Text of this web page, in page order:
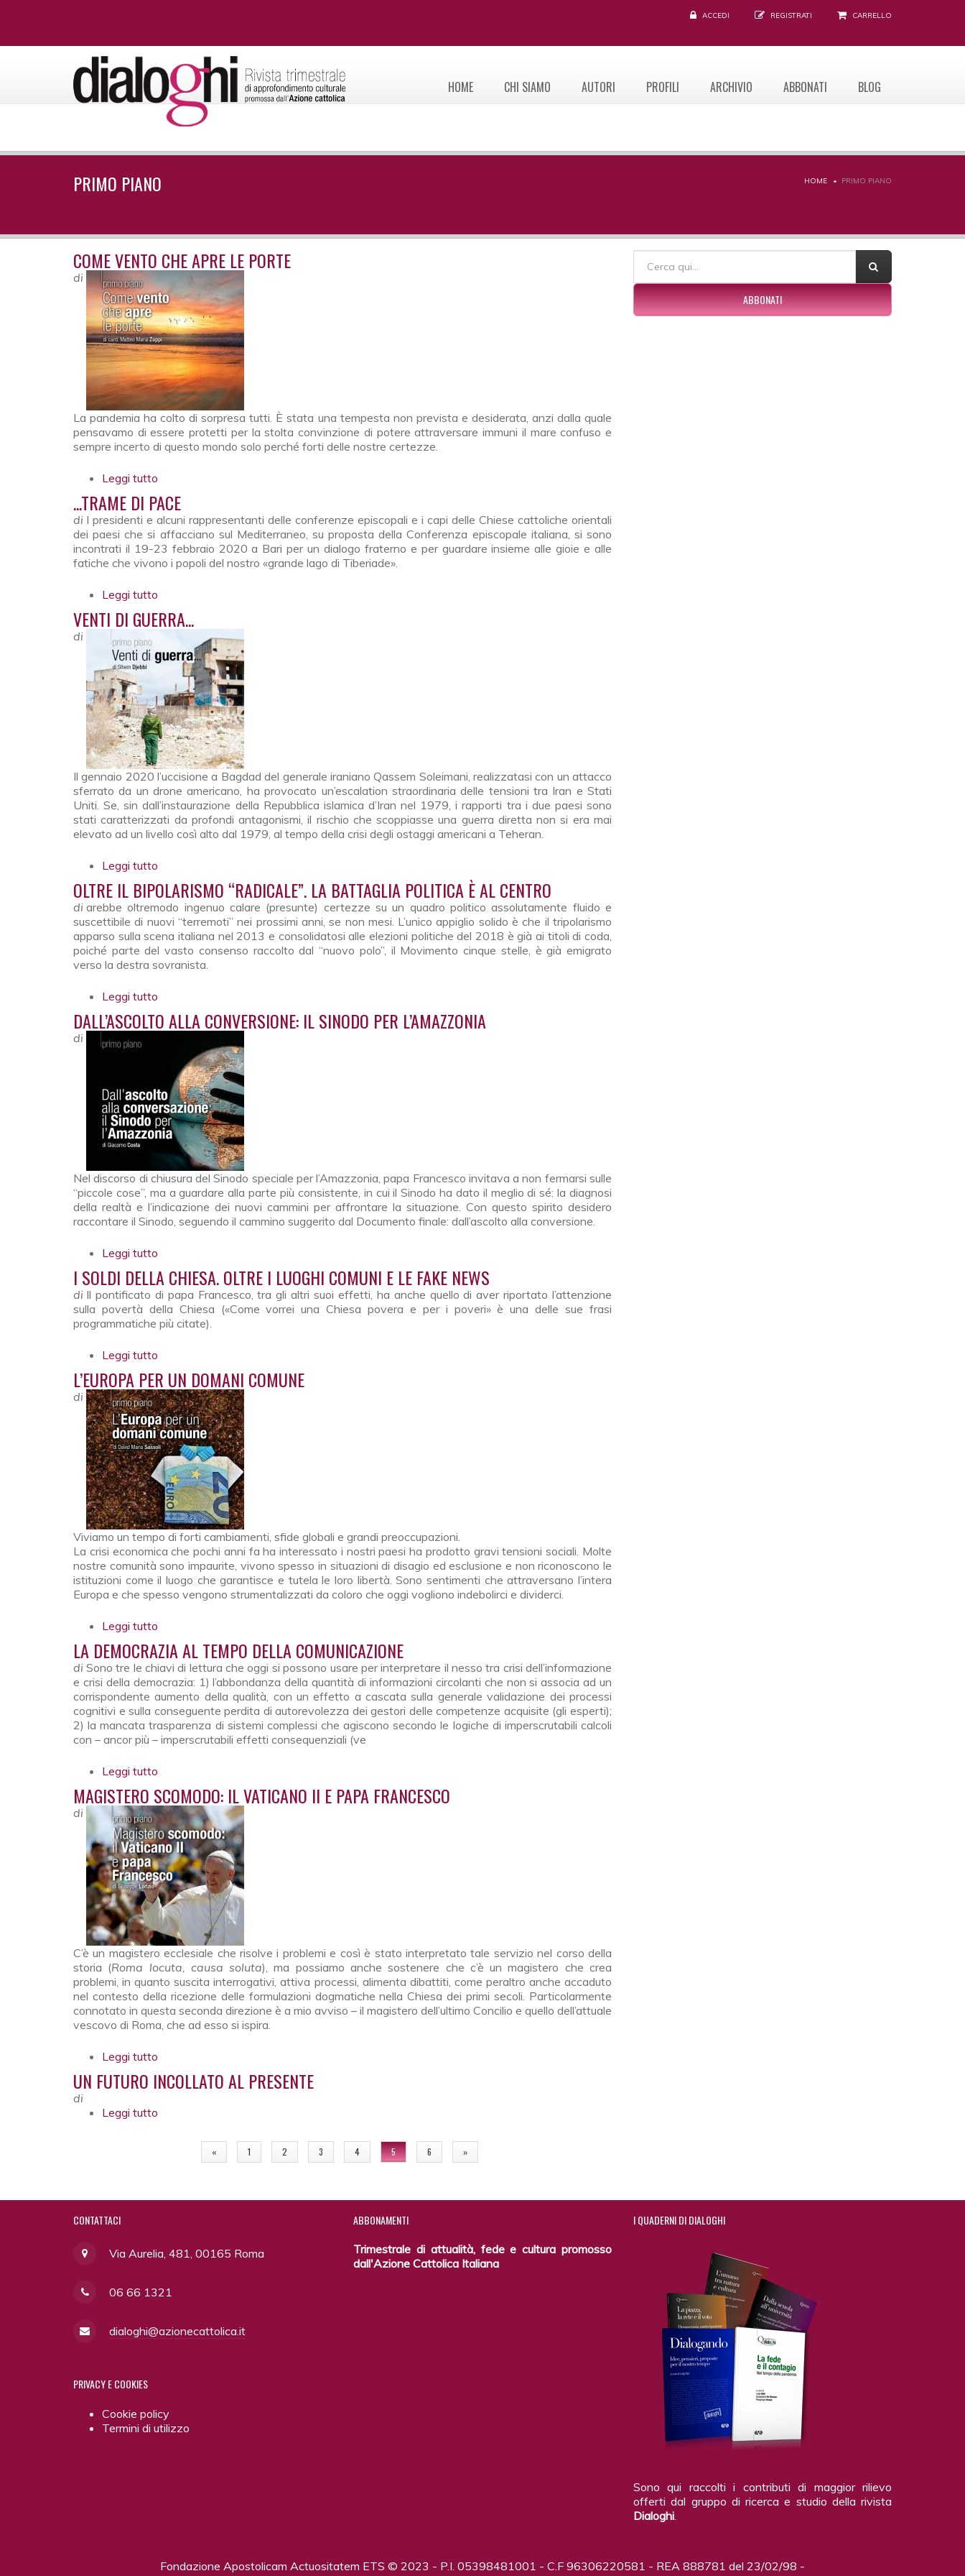
ACCEDI REGISTRATI CARRELLO
HOME CHI SIAMO AUTORI PROFILI ARCHIVIO ABBONATI BLOG
PRIMO PIANO HOME PRIMO PIANO
COME VENTO CHE APRE LE PORTE
di
La pandemia ha colto di sorpresa tutti. È stata una tempesta non prevista e desiderata, anzi dalla quale
pensavamo di essere protetti per la stolta convinzione di potere attraversare immuni il mare confuso e
sempre incerto di questo mondo solo perché forti delle nostre certezze.
Leggi tutto
...TRAME DI PACE
di I presidenti e alcuni rappresentanti delle conferenze episcopali e i capi delle Chiese cattoliche orientali
dei paesi che si affacciano sul Mediterraneo, su proposta della Conferenza episcopale italiana, si sono
incontrati il 19-23 febbraio 2020 a Bari per un dialogo fraterno e per guardare insieme alle gioie e alle
fatiche che vivono i popoli del nostro «grande lago di Tiberiade».
Leggi tutto
VENTI DI GUERRA...
di
Il gennaio 2020 l’uccisione a Bagdad del generale iraniano Qassem Soleimani, realizzatasi con un attacco
sferrato da un drone americano, ha provocato un’escalation straordinaria delle tensioni tra Iran e Stati
Uniti. Se, sin dall’instaurazione della Repubblica islamica d’Iran nel 1979, i rapporti tra i due paesi sono
stati caratterizzati da profondi antagonismi, il rischio che scoppiasse una guerra diretta non si era mai
elevato ad un livello così alto dal 1979, al tempo della crisi degli ostaggi americani a Teheran.
Leggi tutto
OLTRE IL BIPOLARISMO “RADICALE”. LA BATTAGLIA POLITICA È AL CENTRO
di arebbe oltremodo ingenuo calare (presunte) certezze su un quadro politico assolutamente fluido e
suscettibile di nuovi “terremoti” nei prossimi anni, se non mesi. L’unico appiglio solido è che il tripolarismo
apparso sulla scena italiana nel 2013 e consolidatosi alle elezioni politiche del 2018 è già ai titoli di coda,
poiché parte del vasto consenso raccolto dal “nuovo polo”, il Movimento cinque stelle, è già emigrato
verso la destra sovranista.
Leggi tutto
DALL’ASCOLTO ALLA CONVERSIONE: IL SINODO PER L’AMAZZONIA
di
Nel discorso di chiusura del Sinodo speciale per l’Amazzonia, papa Francesco invitava a non fermarsi sulle
“piccole cose”, ma a guardare alla parte più consistente, in cui il Sinodo ha dato il meglio di sé: la diagnosi
della realtà e l’indicazione dei nuovi cammini per affrontare la situazione. Con questo spirito desidero
raccontare il Sinodo, seguendo il cammino suggerito dal Documento finale: dall’ascolto alla conversione.
Leggi tutto
I SOLDI DELLA CHIESA. OLTRE I LUOGHI COMUNI E LE FAKE NEWS
di Il pontificato di papa Francesco, tra gli altri suoi effetti, ha anche quello di aver riportato l’attenzione
sulla povertà della Chiesa («Come vorrei una Chiesa povera e per i poveri» è una delle sue frasi
programmatiche più citate).
Leggi tutto
L’EUROPA PER UN DOMANI COMUNE
di
Viviamo un tempo di forti cambiamenti, sfide globali e grandi preoccupazioni.
La crisi economica che pochi anni fa ha interessato i nostri paesi ha prodotto gravi tensioni sociali. Molte
nostre comunità sono impaurite, vivono spesso in situazioni di disagio ed esclusione e non riconoscono le
istituzioni come il luogo che garantisce e tutela le loro libertà. Sono sentimenti che attraversano l’intera
Europa e che spesso vengono strumentalizzati da coloro che oggi vogliono indebolirci e dividerci.
Leggi tutto
LA DEMOCRAZIA AL TEMPO DELLA COMUNICAZIONE
di Sono tre le chiavi di lettura che oggi si possono usare per interpretare il nesso tra crisi dell’informazione
e crisi della democrazia: 1) l’abbondanza della quantità di informazioni circolanti che non si associa ad un
corrispondente aumento della qualità, con un effetto a cascata sulla generale validazione dei processi
cognitivi e sulla conseguente perdita di autorevolezza dei gestori delle competenze acquisite (gli esperti);
2) la mancata trasparenza di sistemi complessi che agiscono secondo le logiche di imperscrutabili calcoli
con – ancor più – imperscrutabili effetti consequenziali (ve
Leggi tutto
MAGISTERO SCOMODO: IL VATICANO II E PAPA FRANCESCO
di
C’è un magistero ecclesiale che risolve i problemi e così è stato interpretato tale servizio nel corso della
storia (Roma locuta, causa soluta), ma possiamo anche sostenere che c’è un ma­gistero che crea
problemi, in quanto suscita interrogativi, attiva processi, alimenta dibattiti, come peraltro anche accaduto
nel contesto della ricezione delle formulazioni dogmatiche nella Chiesa dei primi secoli. Particolarmente
connotato in questa seconda direzione è a mio avviso – il magistero dell’ultimo Concilio e quello dell’attuale
vescovo di Roma, che ad esso si ispira.
Leggi tutto
UN FUTURO INCOLLATO AL PRESENTE
di
Leggi tutto
« 1 2 3 4 5 6 »
FORM DI RICERCA
ABBONATI
CONTATTACI
Via Aurelia, 481, 00165 Roma
06 66 1321
dialoghi@azionecattolica.it
PRIVACYE COOKIES
Cookie policy
Termini di utilizzo
ABBONAMENTI
Trimestrale di attualità, fede e cultura promosso
dall'Azione Cattolica Italiana
IQUADERNI DI DIALOGHI
Sono qui raccolti i contributi di maggior rilievo
offerti dal gruppo di ricerca e studio della rivista
Dialoghi.
Fondazione Apostolicam Actuositatem ETS © 2023 - P.I. 05398481001 - C.F 96306220581 - REA 888781 del 23/02/98 -